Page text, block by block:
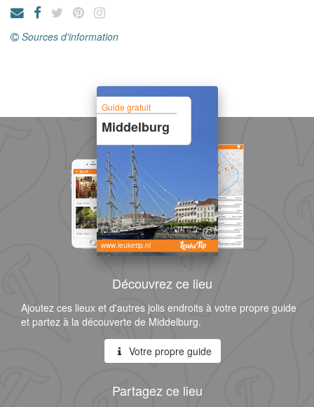
Sources d'information
Guide gratuit
Middelburg
www.leuketip.nl
Découvrez ce lieu
Ajoutez ces lieux et d'autres jolis endroits à votre propre guide
et partez à la découverte de Middelburg.
Votre propre guide
Partagez ce lieu